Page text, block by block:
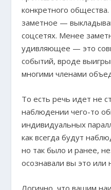
конкретного
заметное —
соцсетях. Менее
удивляющее — это
событий, вроде
многими членами
То есть речь идет не
наблюдении чего-то
индивидуальных
как всегда будут
но так было и ранее,
осознавали вы это или
Логично, что вашим